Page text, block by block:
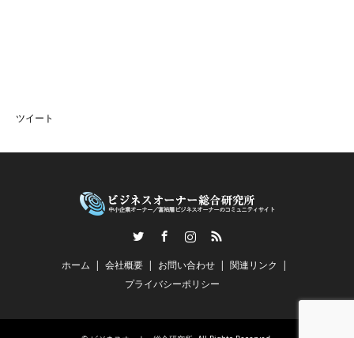
ツイート
InstagramRSS
ホーム 会社概要 お問い合わせ
関連リンク
プライバシーポリシー